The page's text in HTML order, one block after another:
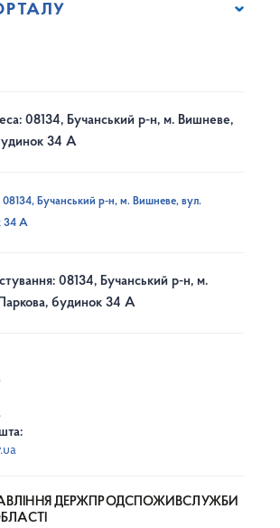
08134, Бучанський р-н, м. Вишневе,
34 А
Бучанський р-н, м. Вишневе, вул.
34 А
08134, Бучанський р-н, м.
будинок 34 А
ДЕРЖПРОДСПОЖИВСЛУЖБИ